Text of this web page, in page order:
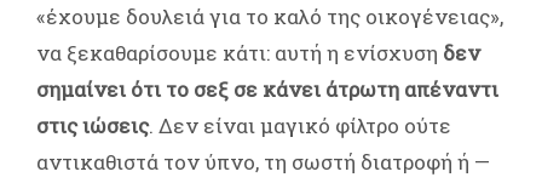
«έχουμε δουλειά για το καλό της οικογένειας»,
να ξεκαθαρίσουμε κάτι: αυτή η ενίσχυση δεν
σημαίνει ότι το σεξ σε κάνει άτρωτη απέναντι
στις ιώσεις. Δεν είναι μαγικό φίλτρο ούτε
αντικαθιστά τον ύπνο, τη σωστή διατροφή ή —